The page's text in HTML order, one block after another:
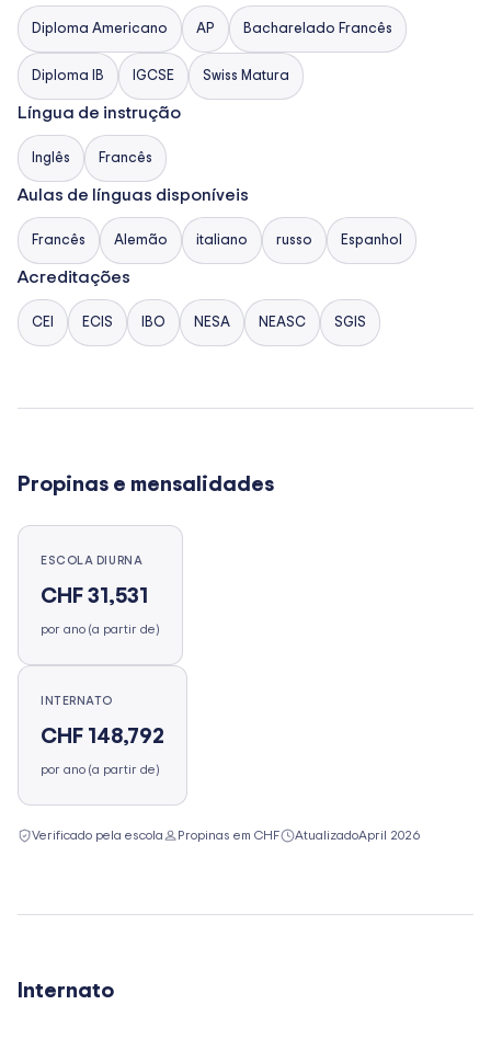
Diploma Americano AP Bacharelado Francês
Diploma IB IGCSE Swiss Matura
Língua de instrução
Inglês Francês
Aulas de línguas disponíveis
Francês Alemão italiano russo Espanhol
Acreditações
CEI ECIS IBO NESA NEASC SGIS
Propinas e mensalidades
ESCOLA DIURNA
CHF 31,531
por ano (a partir de)
INTERNATO
CHF 148,792
por ano (a partir de)
Verificado pela escola Propinas em CHF AtualizadoApril 2026
Internato